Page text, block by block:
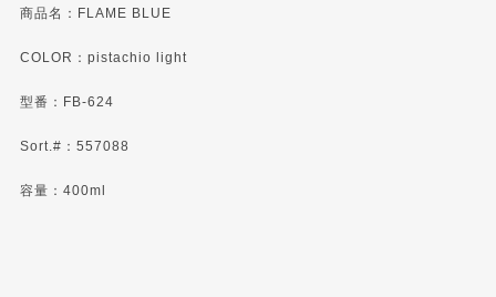
商品名：FLAME BLUE
COLOR：pistachio light
型番：FB-624
Sort.#：557088
容量：400ml